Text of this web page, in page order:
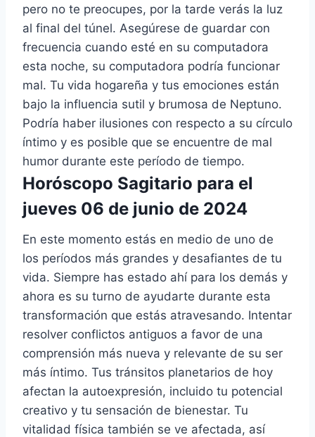
pero no te preocupes, por la tarde verás la luz
al final del túnel. Asegúrese de guardar con
frecuencia cuando esté en su computadora
esta noche, su computadora podría funcionar
mal. Tu vida hogareña y tus emociones están
bajo la influencia sutil y brumosa de Neptuno.
Podría haber ilusiones con respecto a su círculo
íntimo y es posible que se encuentre de mal
humor durante este período de tiempo.
Horóscopo Sagitario para el
jueves 06 de junio de 2024
En este momento estás en medio de uno de
los períodos más grandes y desafiantes de tu
vida. Siempre has estado ahí para los demás y
ahora es su turno de ayudarte durante esta
transformación que estás atravesando. Intentar
resolver conflictos antiguos a favor de una
comprensión más nueva y relevante de su ser
más íntimo. Tus tránsitos planetarios de hoy
afectan la autoexpresión, incluido tu potencial
creativo y tu sensación de bienestar. Tu
vitalidad física también se ve afectada, así